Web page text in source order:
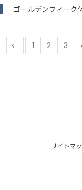
ゴールデンウィーク
最初 前1 2 3
サイトマ